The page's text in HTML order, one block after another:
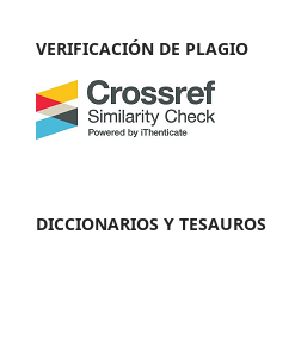
VERIFICACIÓN DE PLAGIO
DICCIONARIOS Y TESAUROS